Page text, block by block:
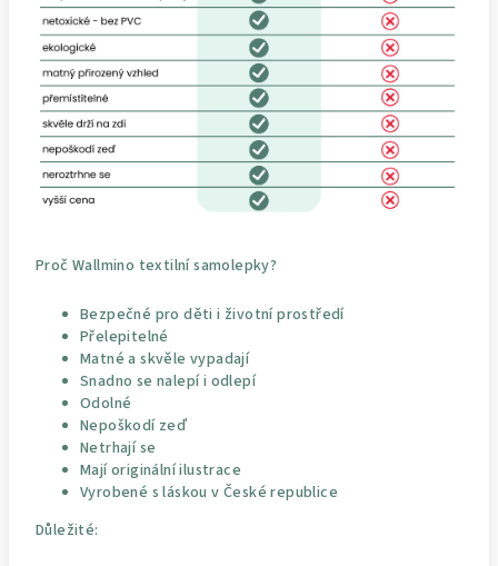
Proč Wallmino textilní samolepky?
Bezpečné pro děti i životní prostředí
Přelepitelné
Matné a skvěle vypadají
Snadno se nalepí i odlepí
Odolné
Nepoškodí zeď
Netrhají se
Mají originální ilustrace
Vyrobené s láskou v České republice
Důležité: